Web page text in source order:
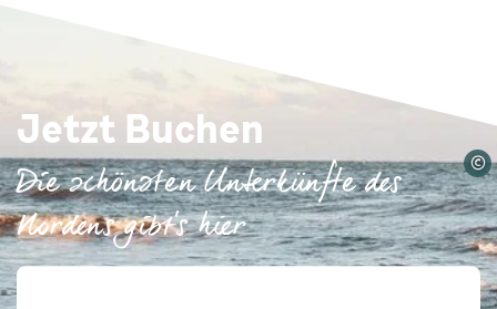
©
Jetzt Buchen
Die schönsten Unterkünfte des
Nordens gibt's hier